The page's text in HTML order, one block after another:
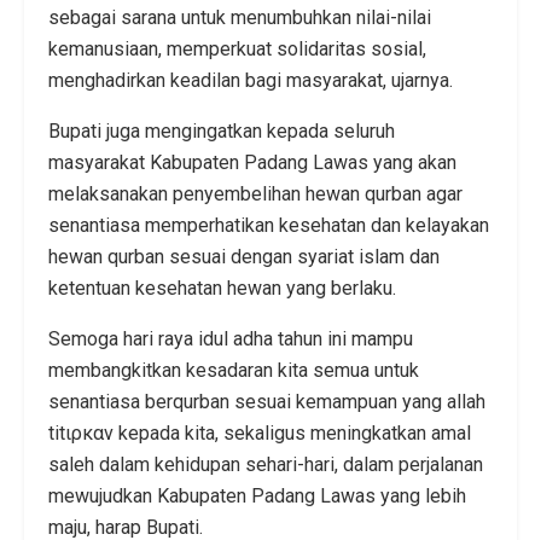
sebagai sarana untuk menumbuhkan nilai-nilai
kemanusiaan, memperkuat solidaritas sosial,
menghadirkan keadilan bagi masyarakat, ujarnya.
Bupati juga mengingatkan kepada seluruh
masyarakat Kabupaten Padang Lawas yang akan
melaksanakan penyembelihan hewan qurban agar
senantiasa memperhatikan kesehatan dan kelayakan
hewan qurban sesuai dengan syariat islam dan
ketentuan kesehatan hewan yang berlaku.
Semoga hari raya idul adha tahun ini mampu
membangkitkan kesadaran kita semua untuk
senantiasa berqurban sesuai kemampuan yang allah
titιρκαν kepada kita, sekaligus meningkatkan amal
saleh dalam kehidupan sehari-hari, dalam perjalanan
mewujudkan Kabupaten Padang Lawas yang lebih
maju, harap Bupati.